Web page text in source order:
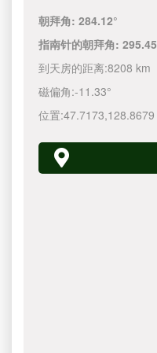
朝拜角:284.12°
指南针的朝拜角:295.45
到天房的距离:8208 km
磁偏角:-11.33°
位置:47.7173,128.8680